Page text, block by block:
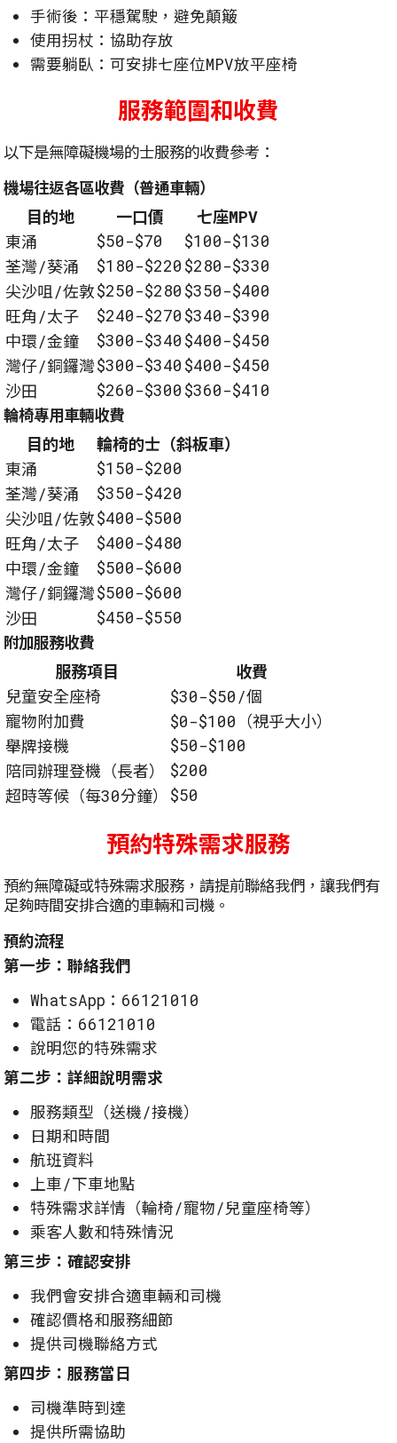
手術後：平穩駕駛，避免顛簸
使用拐杖：協助存放
需要躺臥：可安排七座位MPV放平座椅
服務範圍和收費
以下是無障礙機場的士服務的收費參考：
機場往返各區收費（普通車輛）
目的地 一口價
七座MPV
東涌
$50-$70
$100-$130
荃灣/葵涌
$180-$220 $280-$330
尖沙咀/佐敦$250-$280 $350-$400
旺角/太子
$240-$270 $340-$390
中環/金鐘
$300-$340 $400-$450
灣仔/銅鑼灣$300-$340 $400-$450
沙田
$260-$300 $360-$410
輪椅專用車輛收費
目的地
輪椅的士（斜板車）
東涌
$150-$200
荃灣/葵涌
$350-$420
尖沙咀/佐敦$400-$500
旺角/太子
$400-$480
中環/金鐘
$500-$600
灣仔/銅鑼灣$500-$600
沙田
$450-$550
附加服務收費
服務項目
收費
兒童安全座椅
$30-$50/個
寵物附加費
$0-$100（視乎大小）
舉牌接機
$50-$100
陪同辦理登機（長者）
$200
超時等候（每30分鐘）
$50
預約特殊需求服務
預約無障礙或特殊需求服務，請提前聯絡我們，讓我們有
足夠時間安排合適的車輛和司機。
預約流程
第一步：聯絡我們
WhatsApp：66121010
電話：66121010
說明您的特殊需求
第二步：詳細說明需求
服務類型（送機/接機）
日期和時間
航班資料
上車/下車地點
特殊需求詳情（輪椅/寵物/兒童座椅等）
乘客人數和特殊情況
第三步：確認安排
我們會安排合適車輛和司機
確認價格和服務細節
提供司機聯絡方式
第四步：服務當日
司機準時到達
提供所需協助